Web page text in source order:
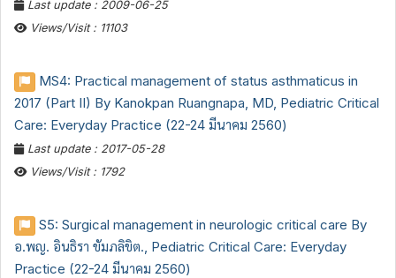
Last update : 2009-06-25
Views/Visit : 11103
MS4: Practical management of status asthmaticus in
2017 (Part II) By Kanokpan Ruangnapa, MD, Pediatric Critical
Care: Everyday Practice (22-24 มีนาคม 2560)
Last update : 2017-05-28
Views/Visit : 1792
S5: Surgical management in neurologic critical care By
อ.พญ. อินธิรา ขัมภลิขิต., Pediatric Critical Care: Everyday
Practice (22-24 มีนาคม 2560)